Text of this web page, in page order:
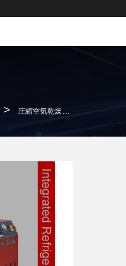
> 圧縮空気乾燥機 冷却と吸収